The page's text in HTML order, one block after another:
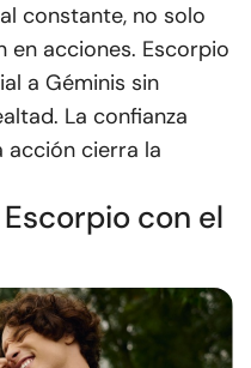
constante, no solo
en acciones. Escorpio
a Géminis sin
La confianza
acción cierra la
con el